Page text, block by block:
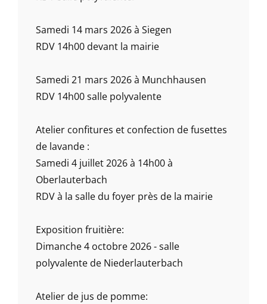
Samedi 14 mars 2026 à Siegen
RDV 14h00 devant la mairie
Samedi 21 mars 2026 à Munchhausen
RDV 14h00 salle polyvalente
Atelier confitures et confection de fusettes
de lavande :
Samedi 4 juillet 2026 à 14h00 à
Oberlauterbach
RDV à la salle du foyer près de la mairie
Exposition fruitière:
Dimanche 4 octobre 2026 - salle
polyvalente de Niederlauterbach
Atelier de jus de pomme: